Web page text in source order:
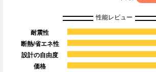
性能レビュー
耐震性
断熱/省エネ性
設計の自由度
価格